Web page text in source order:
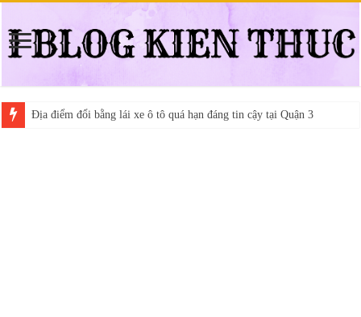
Địa điểm đổi bằng lái xe ô tô quá hạn đáng tin cậy tại Quận 3
Trung tâm nào học thi giấy phép lái xe hạng A (A2 cũ), A1 uy tín tại